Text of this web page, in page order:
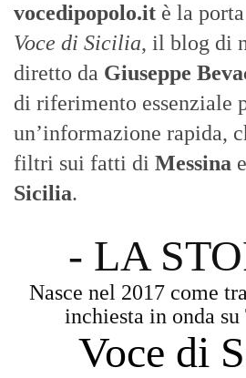
vocedipopolo.it è la porta
Voce di Sicilia, il blog di
diretto da Giuseppe
di riferimento essenziale
un’informazione rapida,
filtri sui fatti di Messina
Sicilia.
- LA
Nasce nel 2017 come
inchiesta in onda
Voce di